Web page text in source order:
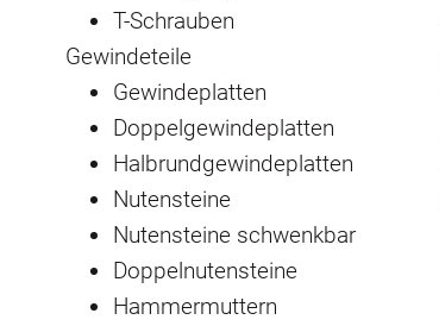
T-Schrauben
Gewindeteile
Gewindeplatten
Doppelgewindeplatten
Halbrundgewindeplatten
Nutensteine
Nutensteine schwenkbar
Doppelnutensteine
Hammermuttern